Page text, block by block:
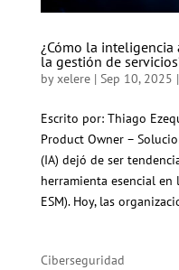
¿Cómo la
la gestión de
byxelere| Sep 10, 2025 |
Escrito por: Thiago
Product Owner –
(IA) dejó de ser
herramienta esencial en
ESM). Hoy, las
Ciberseguridad